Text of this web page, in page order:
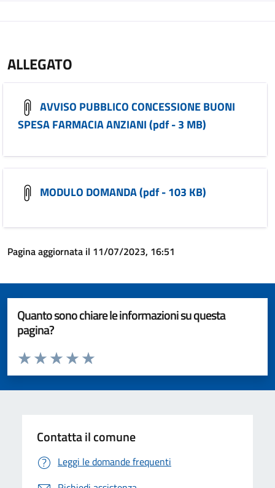
ALLEGATO
AVVISO PUBBLICO CONCESSIONE BUONI
SPESA FARMACIA ANZIANI (pdf - 3 MB)
MODULO DOMANDA (pdf - 103 KB)
Pagina aggiornata il 11/07/2023, 16:51
Quanto sono chiare le informazioni su questa
pagina?
Valuta da 1 a 5 stelle la pagina
Valuta 5 stelle su 5
Valuta 4 stelle su 5
Valuta 3 stelle su 5
Valuta 2 stelle su 5
Valuta 1 stelle su 5
Contatta il comune
Leggi le domande frequenti